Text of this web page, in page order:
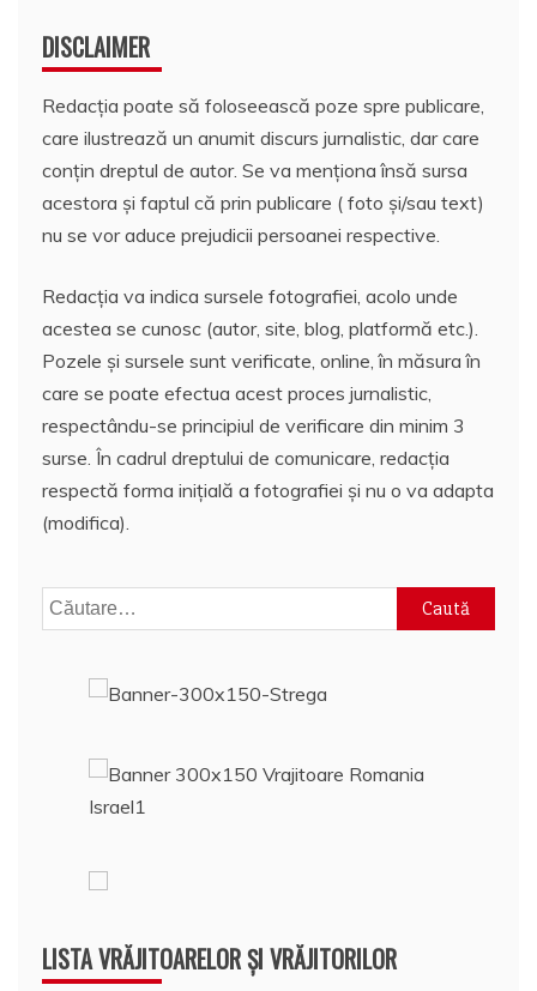
DISCLAIMER
Redacția poate să foloseească poze spre publicare,
care ilustrează un anumit discurs jurnalistic, dar care
conțin dreptul de autor. Se va menționa însă sursa
acestora și faptul că prin publicare ( foto și/sau text)
nu se vor aduce prejudicii persoanei respective.
Redacția va indica sursele fotografiei, acolo unde
acestea se cunosc (autor, site, blog, platformă etc.).
Pozele și sursele sunt verificate, online, în măsura în
care se poate efectua acest proces jurnalistic,
respectându-se principiul de verificare din minim 3
surse. În cadrul dreptului de comunicare, redacția
respectă forma inițială a fotografiei și nu o va adapta
(modifica).
Caută
după:
LISTA VRĂJITOARELOR ȘI VRĂJITORILOR